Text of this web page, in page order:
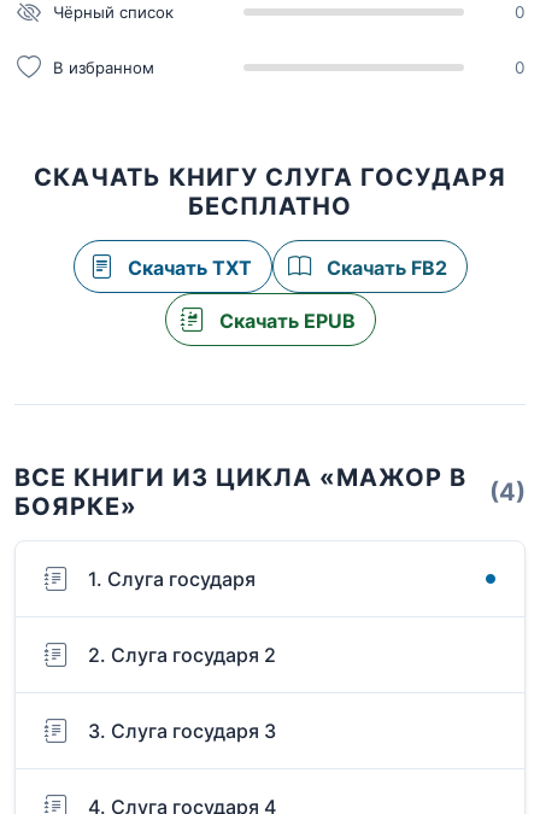
Чёрный список 0
В избранном 0
СКАЧАТЬ КНИГУ СЛУГА ГОСУДАРЯ
БЕСПЛАТНО
Скачать TXT Скачать FB2
Скачать EPUB
ВСЕ КНИГИ ИЗ ЦИКЛА «МАЖОР В
БОЯРКЕ»
(4)
1. Слуга государя
2. Слуга государя 2
3. Слуга государя 3
4. Слуга государя 4